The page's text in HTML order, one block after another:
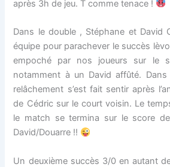
après 3h de jeu. T comme tenace !
Dans le double , Stéphane et David
équipe pour parachever le succès
empoché par nos joueurs sur le
notamment à un David affûté.
relâchement s’est fait sentir après
de Cédric sur le court voisin. Le
le match se termina sur le score
David/Douarre !!
Un deuxième succès 3/0 en autant